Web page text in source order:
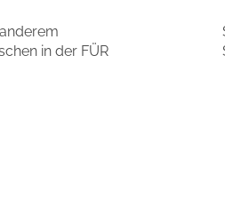
in der FÜR